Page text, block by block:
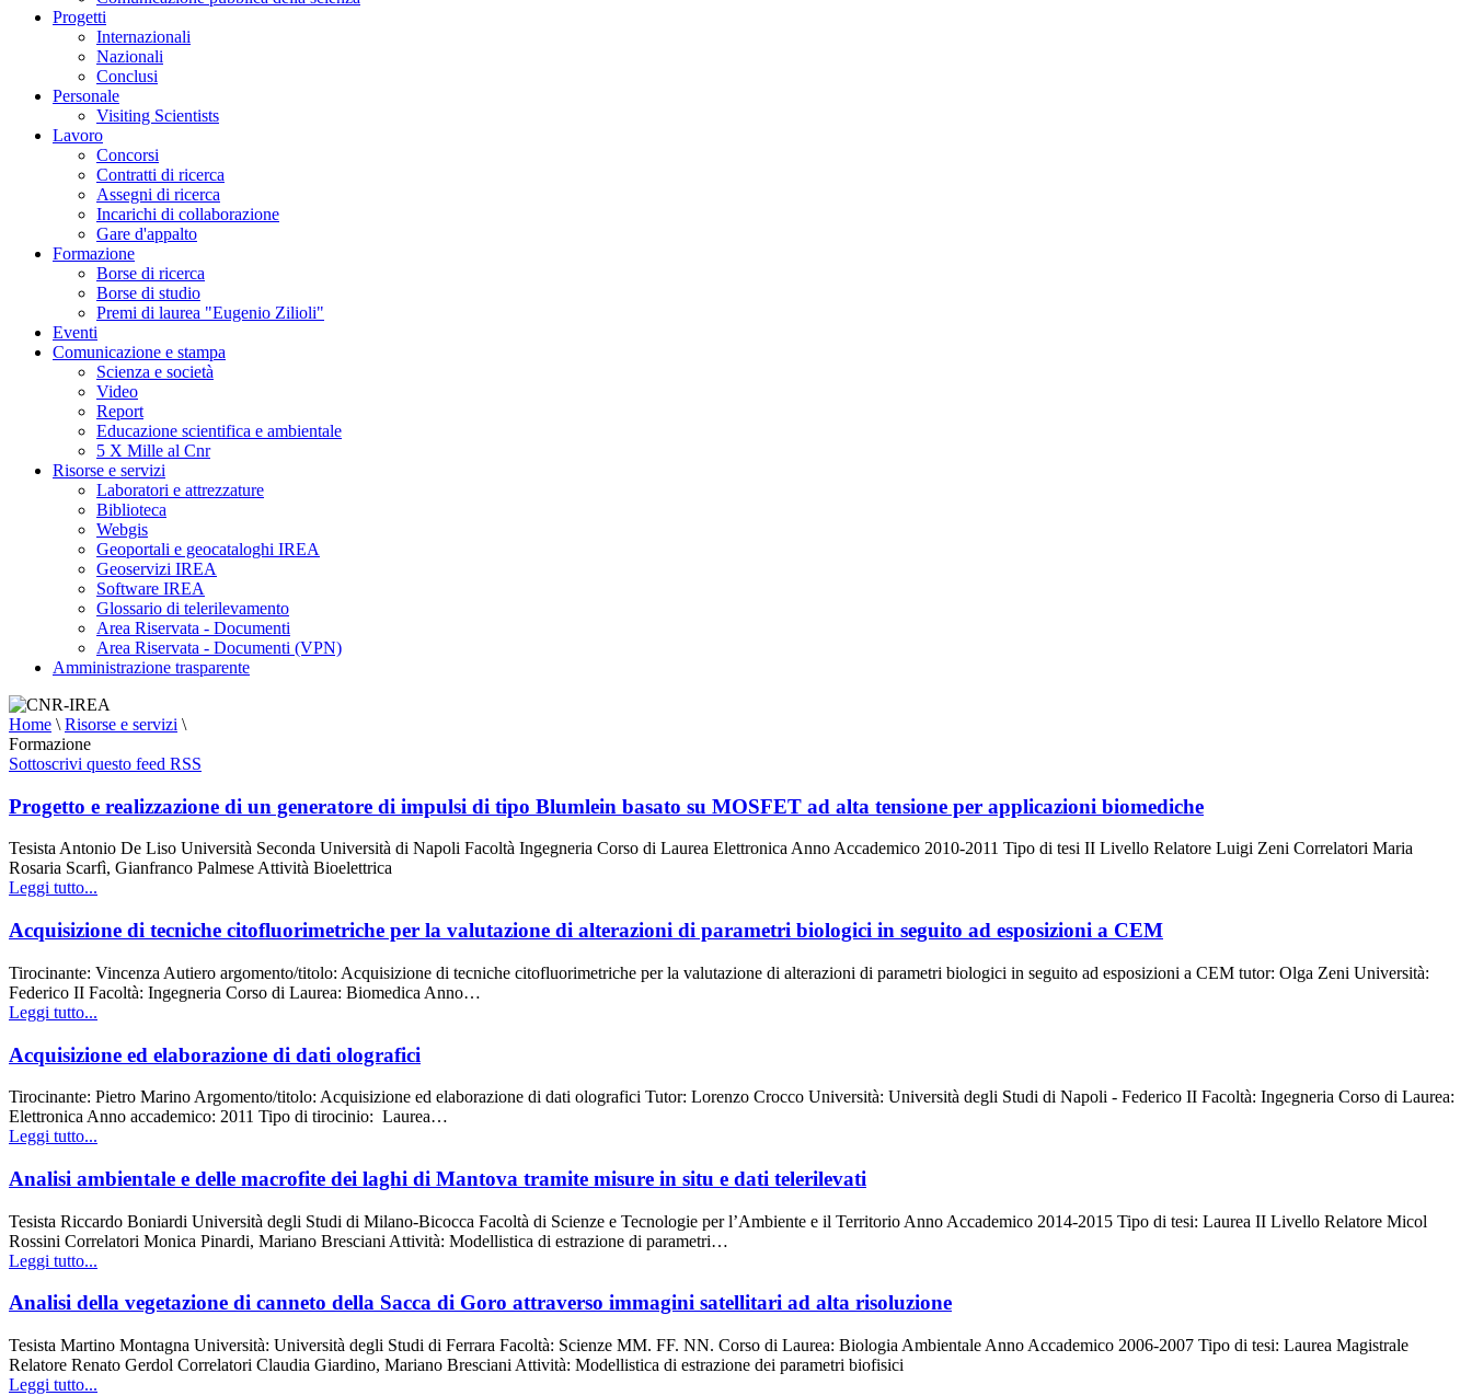
Progetti
Internazionali
Nazionali
Conclusi
Personale
Visiting Scientists
Lavoro
Concorsi
Contratti di ricerca
Assegni di ricerca
Incarichi di collaborazione
Gare d'appalto
Formazione
Borse di ricerca
Borse di studio
Premi di laurea "Eugenio Zilioli"
Eventi
Comunicazione e stampa
Scienza e società
Video
Report
Educazione scientifica e ambientale
5 X Mille al Cnr
Risorse e servizi
Laboratori e attrezzature
Biblioteca
Webgis
Geoportali e geocataloghi IREA
Geoservizi IREA
Software IREA
Glossario di telerilevamento
Area Riservata - Documenti
Area Riservata - Documenti (VPN)
Amministrazione trasparente
Home \ Risorse e servizi \
Formazione
Sottoscrivi questo feed RSS
Progetto e realizzazione di un generatore di impulsi di tipo Blumlein basato su MOSFET ad alta tensione per applicazioni biomediche
Tesista Antonio De Liso Università Seconda Università di Napoli Facoltà Ingegneria Corso di Laurea Elettronica Anno Accademico 2010-2011 Tipo di tesi II Livello Relatore Luigi Zeni Correlatori Maria
Rosaria Scarfì, Gianfranco Palmese Attività Bioelettrica
Leggi tutto...
Acquisizione di tecniche citofluorimetriche per la valutazione di alterazioni di parametri biologici in seguito ad esposizioni a CEM
Tirocinante: Vincenza Autiero argomento/titolo: Acquisizione di tecniche citofluorimetriche per la valutazione di alterazioni di parametri biologici in seguito ad esposizioni a CEM tutor: Olga Zeni Università:
Federico II Facoltà: Ingegneria Corso di Laurea: Biomedica Anno…
Leggi tutto...
Acquisizione ed elaborazione di dati olografici
Tirocinante: Pietro Marino Argomento/titolo: Acquisizione ed elaborazione di dati olografici Tutor: Lorenzo Crocco Università: Università degli Studi di Napoli - Federico II Facoltà: Ingegneria Corso di Laurea:
Elettronica Anno accademico: 2011 Tipo di tirocinio: Laurea…
Leggi tutto...
Analisi ambientale e delle macrofite dei laghi di Mantova tramite misure in situ e dati telerilevati
Tesista Riccardo Boniardi Università degli Studi di Milano-Bicocca Facoltà di Scienze e Tecnologie per l’Ambiente e il Territorio Anno Accademico 2014-2015 Tipo di tesi: Laurea II Livello Relatore Micol
Rossini Correlatori Monica Pinardi, Mariano Bresciani Attività: Modellistica di estrazione di parametri…
Leggi tutto...
Analisi della vegetazione di canneto della Sacca di Goro attraverso immagini satellitari ad alta risoluzione
Tesista Martino Montagna Università: Università degli Studi di Ferrara Facoltà: Scienze MM. FF. NN. Corso di Laurea: Biologia Ambientale Anno Accademico 2006-2007 Tipo di tesi: Laurea Magistrale
Relatore Renato Gerdol Correlatori Claudia Giardino, Mariano Bresciani Attività: Modellistica di estrazione dei parametri biofisici
Leggi tutto...